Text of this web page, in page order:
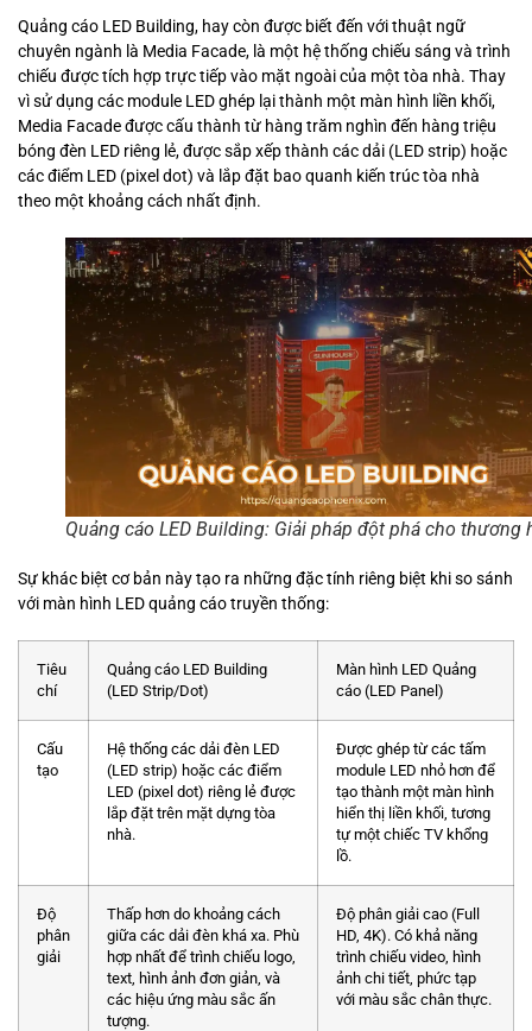
Quảng cáo LED Building, hay còn được biết đến với thuật ngữ
chuyên ngành là Media Facade, là một hệ thống chiếu sáng và trình
chiếu được tích hợp trực tiếp vào mặt ngoài của một tòa nhà. Thay
vì sử dụng các module LED ghép lại thành một màn hình liền khối,
Media Facade được cấu thành từ hàng trăm nghìn đến hàng triệu
bóng đèn LED riêng lẻ, được sắp xếp thành các dải (LED strip) hoặc
các điểm LED (pixel dot) và lắp đặt bao quanh kiến trúc tòa nhà
theo một khoảng cách nhất định.
Quảng cáo LED Building: Giải pháp đột phá cho thương
Sự khác biệt cơ bản này tạo ra những đặc tính riêng biệt khi so sánh
với màn hình LED quảng cáo truyền thống:
Tiêu
chí
Quảng cáo LED Building
(LED Strip/Dot)
Màn hình LED Quảng
cáo (LED Panel)
Cấu
tạo
Hệ thống các dải đèn LED
(LED strip) hoặc các điểm
LED (pixel dot) riêng lẻ được
lắp đặt trên mặt dựng tòa
nhà.
Được ghép từ các tấm
module LED nhỏ hơn để
tạo thành một màn hình
hiển thị liền khối, tương
tự một chiếc TV khổng
lồ.
Độ
phân
giải
Thấp hơn do khoảng cách
giữa các dải đèn khá xa. Phù
hợp nhất để trình chiếu logo,
text, hình ảnh đơn giản, và
các hiệu ứng màu sắc ấn
tượng.
Độ phân giải cao (Full
HD, 4K). Có khả năng
trình chiếu video, hình
ảnh chi tiết, phức tạp
với màu sắc chân thực.